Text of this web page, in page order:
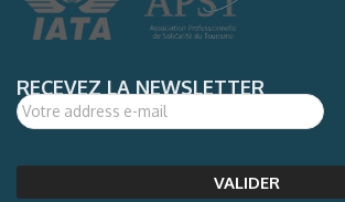
RECEVEZ LA NEWSLETTER